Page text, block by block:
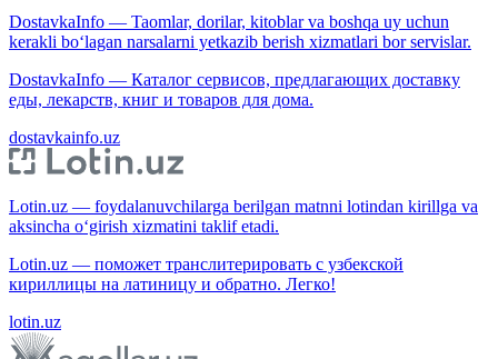
DostavkaInfo — Taomlar, dorilar, kitoblar va boshqa uy uchun
kerakli bo‘lagan narsalarni yetkazib berish xizmatlari bor servislar.
DostavkaInfo — Каталог сервисов, предлагающих доставку
еды, лекарств, книг и товаров для дома.
dostavkainfo.uz
Lotin.uz — foydalanuvchilarga berilgan matnni lotindan kirillga va
aksincha o‘girish xizmatini taklif etadi.
Lotin.uz — поможет транслитерировать с узбекской
кириллицы на латиницу и обратно. Легко!
lotin.uz